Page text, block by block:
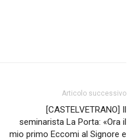
Articolo successivo
[CASTELVETRANO] Il
seminarista La Porta: «Ora il
mio primo Eccomi al Signore e